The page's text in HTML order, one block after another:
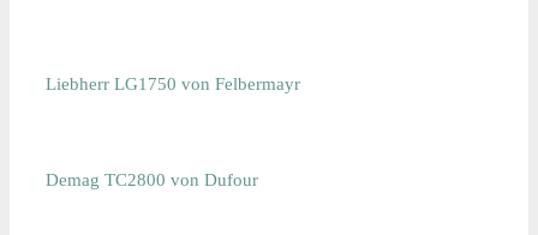
Liebherr LG1750 von Felbermayr
Demag TC2800 von Dufour